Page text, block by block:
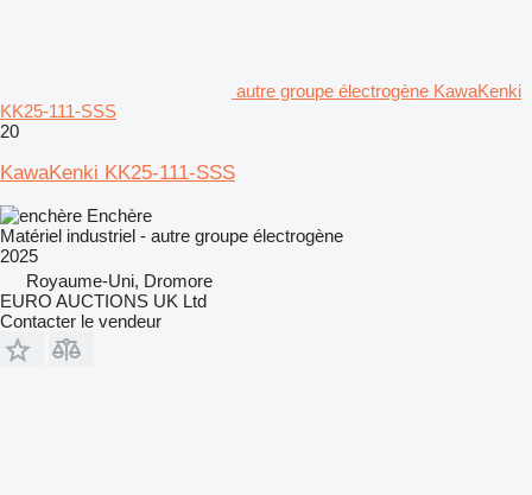
autre groupe électrogène KawaKenki
KK25-111-SSS
20
KawaKenki KK25-111-SSS
Enchère
Matériel industriel - autre groupe électrogène
2025
Royaume-Uni, Dromore
EURO AUCTIONS UK Ltd
Contacter le vendeur